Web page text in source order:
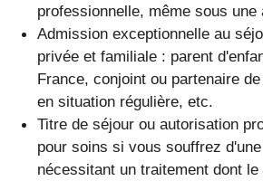
professionnelle, même sous une
Admission exceptionnelle au
privée et familiale : parent
France, conjoint ou partenaire
en situation régulière, etc.
Titre de séjour ou autorisation
pour soins si vous souffrez
nécessitant un traitement dont